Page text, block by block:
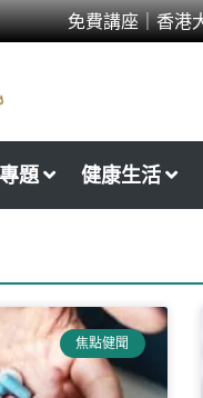
免費講座｜香港
題 健康生活
焦點健聞